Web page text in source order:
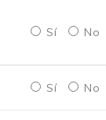
Sí No
Sí No